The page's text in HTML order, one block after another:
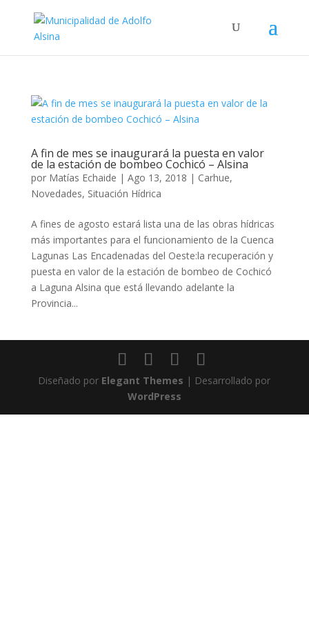
A fin de mes se inaugurará la puesta en valor
de la estación de bombeo Cochicó – Alsina
por Matías Echaide | Ago 13, 2018 | Carhue,
Novedades, Situación Hídrica
A fines de agosto estará lista una de las obras hídricas
más importantes para el funcionamiento de la Cuenca
Lagunas Las Encadenadas del Oeste:la recuperación y
puesta en valor de la estación de bombeo de Cochicó
a Laguna Alsina que está llevando adelante la
Provincia...
Diseñado por Elegant Themes | Desarrollado por
WordPress